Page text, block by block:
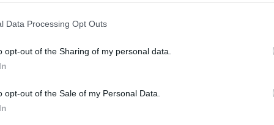
Data Processing Opt Outs
opt-out of the Sharing of my personal data.
opt-out of the Sale of my Personal Data.
una, sottovalutando di parecchi punti
stesso tempo sottostimando alla
giovani, in stati come Michigan,